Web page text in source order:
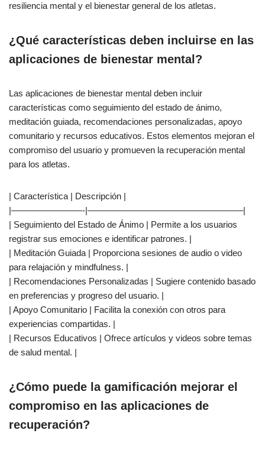
resiliencia mental y el bienestar general de los atletas.
¿Qué características deben incluirse en las
aplicaciones de bienestar mental?
Las aplicaciones de bienestar mental deben incluir
características como seguimiento del estado de ánimo,
meditación guiada, recomendaciones personalizadas, apoyo
comunitario y recursos educativos. Estos elementos mejoran el
compromiso del usuario y promueven la recuperación mental
para los atletas.
| Característica | Descripción |
|————————-|—————————————————–|
| Seguimiento del Estado de Ánimo | Permite a los usuarios
registrar sus emociones e identificar patrones. |
| Meditación Guiada | Proporciona sesiones de audio o video
para relajación y mindfulness. |
| Recomendaciones Personalizadas | Sugiere contenido basado
en preferencias y progreso del usuario. |
| Apoyo Comunitario | Facilita la conexión con otros para
experiencias compartidas. |
| Recursos Educativos | Ofrece artículos y videos sobre temas
de salud mental. |
¿Cómo puede la gamificación mejorar el
compromiso en las aplicaciones de
recuperación?